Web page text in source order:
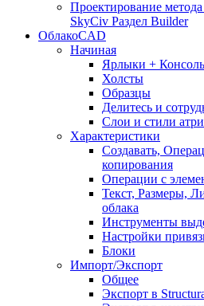
Проектирование
SkyCiv Раздел Builder
ОблакоCAD
Начиная
Ярлыки + Консоль
Холсты
Образцы
Делитесь и
Слои и стили
Характеристики
Создавать,
копирования
Операции с
Текст, Размеры,
облака
Инструменты
Настройки
Блоки
Импорт/Экспорт
Общее
Экспорт в